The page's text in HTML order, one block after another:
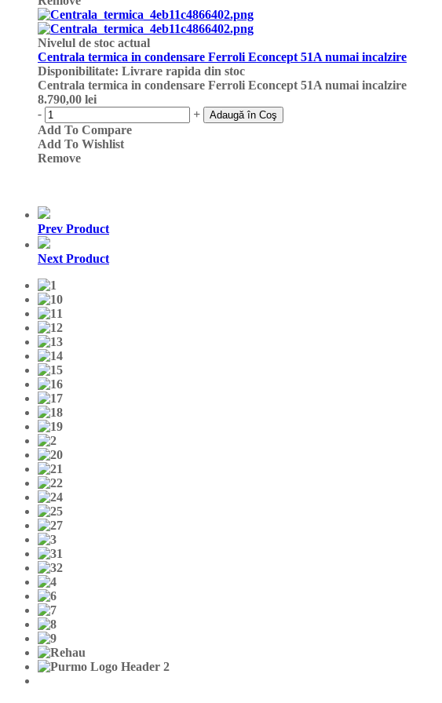
Nivelul de stoc actual
Centrala termica in condensare Ferroli Econcept 51A numai incalzire
Disponibilitate: Livrare rapida din stoc
Centrala termica in condensare Ferroli Econcept 51A numai incalzire
8.790,00 lei
-
+ Adaugă în Coş
Add To Compare
Add To Wishlist
Remove
Prev Product
Next Product